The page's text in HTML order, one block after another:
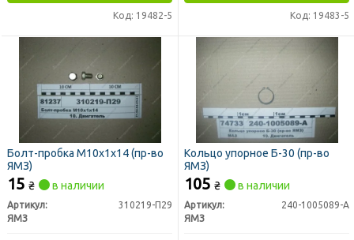
Код: 19482-5 Код: 19483-5
Болт-пробка М10х1х14 (пр-во
ЯМЗ)
15 ₴ в наличии
Артикул:
310219-П29
ЯМЗ
Кольцо упорное Б-30 (пр-во
ЯМЗ)
105 ₴ в наличии
Артикул:
240-1005089-А
ЯМЗ